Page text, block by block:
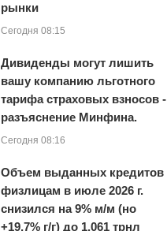
рынки
Сегодня 08:15
Дивиденды могут лишить
вашу компанию льготного
тарифа страховых взносов -
разъяснение Минфина.
Сегодня 08:16
Объем выданных кредитов
физлицам в июле 2026 г.
снизился на 9% м/м (но
+19,7% г/г) до 1,061 трнл